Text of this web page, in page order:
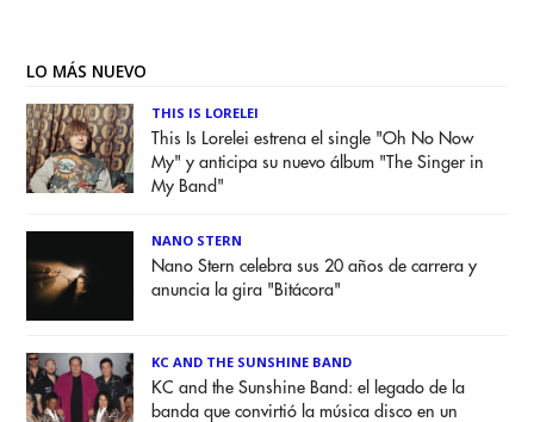
LO MÁS NUEVO
THIS IS LORELEI
This Is Lorelei estrena el single "Oh No Now
My" y anticipa su nuevo álbum "The Singer in
My Band"
NANO STERN
Nano Stern celebra sus 20 años de carrera y
anuncia la gira "Bitácora"
KC AND THE SUNSHINE BAND
KC and the Sunshine Band: el legado de la
banda que convirtió la música disco en un